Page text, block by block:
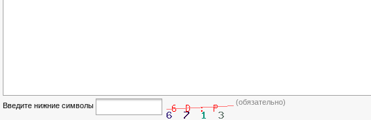
Введите нижние символы (обязательно)